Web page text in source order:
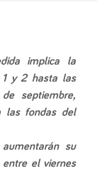
implica la
1 y 2 hasta las
septiembre,
las fondas del
su
el viernes